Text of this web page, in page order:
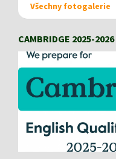
Všechny fotogalerie
CAMBRIDGE 2025-2026